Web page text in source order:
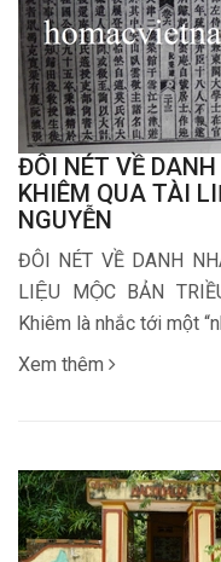
ĐÔI NÉT VỀ
KHIÊM QUA TÀI
NGUYỄN
ĐÔI NÉT VỀ DANH
LIỆU MỘC BẢN
Khiêm là nhắc tới một
Xem thêm